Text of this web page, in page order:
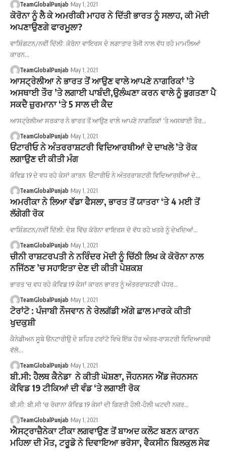
TeamGlobalPunjab May 1, 2021
ਕੋਰੋਨਾ ਨੂੰ ਲੈ ਕੇ ਅਮਰੀਕੀ ਮਾਹਰ ਨੇ ਦਿੱਤੀ ਭਾਰਤ ਨੂੰ ਸਲਾਹ, ਕੀ ਮੋਦੀ
ਅਪਣਾਉਣਗੇ ਫਾਰਮੂਲਾ?
ਵਾਸ਼ਿੰਗਟਨ/ਨਵੀਂ ਦਿੱਲੀ: ਕੋਰੋਨਾ ਵਾਇਰਸ ਦੇ ਲਗਾਤਾਰ ਤੇਜੀ ਨਾਲ ਵੱਧ ਰਹੇ ਮਾਮਲਿਆਂ
ਕਾਰਨ…
TeamGlobalPunjab May 1, 2021
ਆਸਟ੍ਰੇਲੀਆ ਨੇ ਭਾਰਤ ਤੋਂ ਆਉਣ ਵਾਲੇ ਆਪਣੇ ਨਾਗਰਿਕਾਂ ’ਤੇ
ਅਸਥਾਈ ਤੌਰ ’ਤੇ ਲਗਾਈ ਪਾਬੰਦੀ,ਉਲੰਘਣਾ ਕਰਨ ਵਾਲੇ ਨੂੰ ਭੁਗਤਣਾ ਪੈ
ਸਕਦੈ ਜ਼ੁਰਮਾਨਾ ‘ਤੇ 5 ਸਾਲ ਦੀ ਕੈਦ
ਆਸਟ੍ਰੇਲੀਆ ਸਰਕਾਰ ਨੇ ਭਾਰਤ ਤੋਂ ਆਉਣ ਵਾਲੇ ਆਪਣੇ ਨਾਗਰਿਕਾਂ ’ਤੇ ਅਸਥਾਈ ਤੌਰ…
TeamGlobalPunjab May 1, 2021
ਓਂਟਾਰੀਓ ਨੇ ਅੰਤਰਰਾਸ਼ਟਰੀ ਵਿਦਿਆਰਥੀਆਂ ਦੇ ਦਾਖਲੇ ’ਤੇ ਰੋਕ
ਲਗਾਉਣ ਦੀ ਕੀਤੀ ਮੰਗ
ਕੋਵਿਡ 19 ਦੇ ਵਧ ਰਹੇ ਕੇਸਾਂ ਕਾਰਨ ਓਂਟਾਰੀਓ ਨੇ ਅੰਤਰਰਾਸ਼ਟਰੀ ਵਿਦਿਆਰਥੀਆਂ ਦੇ…
TeamGlobalPunjab May 1, 2021
ਅਮਰੀਕਾ ਨੇ ਲਿਆ ਵੱਡਾ ਫੈਸਲਾ, ਭਾਰਤ ਤੋਂ ਯਾਤਰਾ ‘ਤੇ 4 ਮਈ ਤੋਂ
ਲੱਗੇਗੀ ਰੋਕ
ਵਾਸ਼ਿੰਗਟਨ/ਨਵੀਂ ਦਿੱਲੀ: ਦੇਸ਼ ਵਿੱਚ ਕੋਰੋਨਾ ਵਾਇਰਸ ਦੇ ਵੱਧ ਰਹੇ ਖਤਰੇ ਨੂੰ ਦੇਖਦਿਆਂ…
TeamGlobalPunjab May 1, 2021
ਚੀਨੀ ਰਾਸ਼ਟਰਪਤੀ ਨੇ ਨਰਿੰਦਰ ਮੋਦੀ ਨੂੰ ਚਿੱਠੀ ਲਿਖ ਕੇ ਕੋਰੋਨਾ ਨਾਲ
ਨਜਿੱਠਣ ’ਚ ਸਹਾਇਤਾ ਦੇਣ ਦੀ ਕੀਤੀ ਪੇਸ਼ਕਸ਼
ਭਾਰਤ 'ਚ ਵਧ ਰਹੇ ਕੋਵਿਡ 19 ਕੇਸਾਂ ਕਾਰਨ ਭਾਰਤ ਨੂੰ ਅੰਤਰਰਾਸ਼ਟਰੀ ਪੱਧਰ…
TeamGlobalPunjab May 1, 2021
ਟੋਰਾਂਟੋ : ਪੰਜਾਬੀ ਨੌਜਵਾਨ ਨੇ ਰੇਲਗੱਡੀ ਅੱਗੇ ਛਾਲ ਮਾਰਕੇ ਕੀਤੀ
ਖੁਦਕੁਸ਼ੀ
ਕੈਨੇਡੀਅਨ ਸੂਬੇ ੳਨਟਾਰੀਉ ਦੇ ਸ਼ਹਿਰ ਟਰਾਂਟੋ ਵਿਖੇ ਇੱਕ ਹੋਰ ਅੰਤਰ-ਰਾਸ਼ਟਰੀ ਵਿਦਿਆਰਥੀ
ਵੱਲੋ…
TeamGlobalPunjab May 1, 2021
ਬੀ.ਸੀ: ਹੈਲਥ ਕੈਨੇਡਾ ਨੇ ਕੀਤੀ ਘੋਸ਼ਣਾ, ਜੌਹਨਸਨ ਐਂਡ ਜੋਹਨਸਨ
ਕੋਵਿਡ 19 ਟੀਕਿਆਂ ਦੀ ਵੰਡ ‘ਤੇ ਲਗਾਈ ਰੋਕ
ਬੀ.ਸੀ: ਬੀ.ਸੀ 'ਚ ਰੋਜ਼ਾਨਾ ਕੋਵਿਡ 19 ਕੇਸਾਂ ਦੀ ਗਿਣਤੀ ਹੌਲੀ-ਹੌਲੀ ਘਟਦੀ ਨਜ਼ਰ…
TeamGlobalPunjab May 1, 2021
ਐਸਟ੍ਰਾਜ਼ੈਨੇਕਾ ਟੀਕਾ ਲਗਵਾਉਣ ਤੋਂ ਬਾਅਦ ਕਲੌਟ ਬਣਨ ਕਾਰਨ
ਮਹਿਲਾ ਦੀ ਮੌਤ, ਟਰੂਡੋ ਨੇ ਦਿਵਾਇਆ ਭਰੋਸਾ, ਵੈਕਸੀਨ ਬਿਲਕੁਲ ਸੇਫ